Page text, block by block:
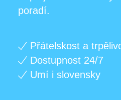
poradí.
Přátelskost a
Dostupnost 24/7
Umí i slovensky